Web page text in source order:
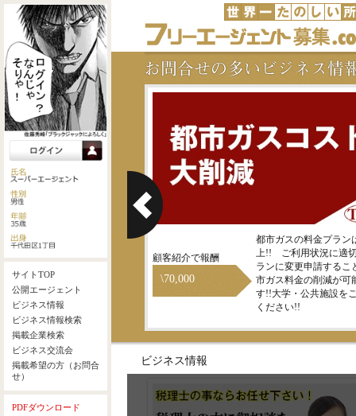
地震保険に入っている家主様
都市ガスの料金プラン
上!! ご利用状況に適
ランに変更申請するこ
市ガス料金の削減が可
す!!大学・公共施設を
ください!!
\70,000
顧客紹介で報酬
ビジネス情報